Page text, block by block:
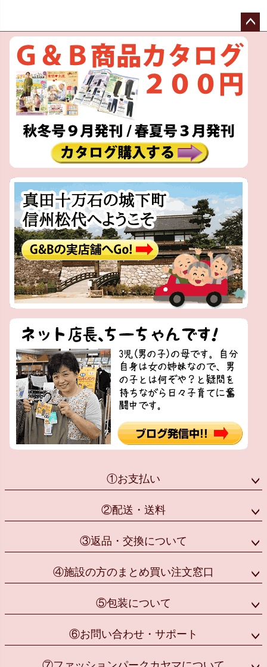
ペー
ジト
へ
①お支払い
②配送・送料
③返品・交換について
④施設の方のまとめ買い注文窓口
⑤包装について
⑥お問い合わせ・サポート